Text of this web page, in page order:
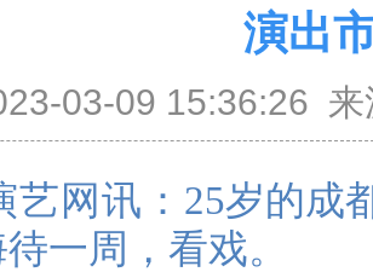
演出
03-09 15:36:26
艺网讯： 25岁的成
一周，看戏。